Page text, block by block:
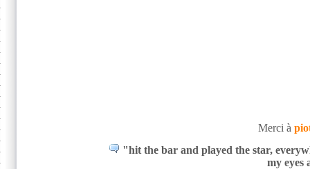
Merci à
"hit the bar and played the star,
my eyes